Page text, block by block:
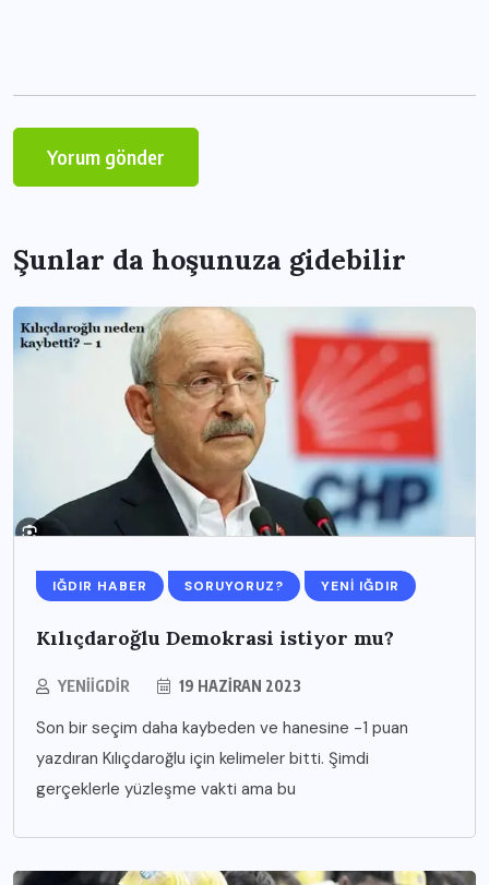
Şunlar da hoşunuza gidebilir
IĞDIR HABER SORUYORUZ? YENI IĞDIR
Kılıçdaroğlu Demokrasi istiyor mu?
YENIIGDIR 19 HAZIRAN 2023
Son bir seçim daha kaybeden ve hanesine -1 puan
yazdıran Kılıçdaroğlu için kelimeler bitti. Şimdi
gerçeklerle yüzleşme vakti ama bu